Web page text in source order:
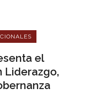
el
Liderazgo,